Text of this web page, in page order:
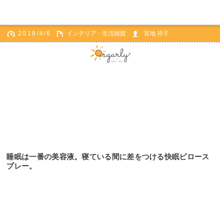
ホーム
インテリア・生活雑貨
睡眠は一番の美容液。寝ている間に差をつける快眠ピロースプレー。
2018/4/6 インテリア・生活雑貨 宮地 祥子
睡眠は一番の美容液。寝ている間に差をつける快眠ピロース
プレー。